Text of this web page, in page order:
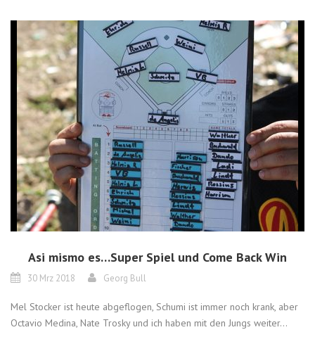
Asi mismo es…Super Spiel und Come Back Win
30 Mrz 2018 Georg Bull
Mel Stocker ist heute abgeflogen, Schumi ist immer noch krank, aber
Octavio Medina, Nate Trosky und ich haben mit den Jungs weiter...